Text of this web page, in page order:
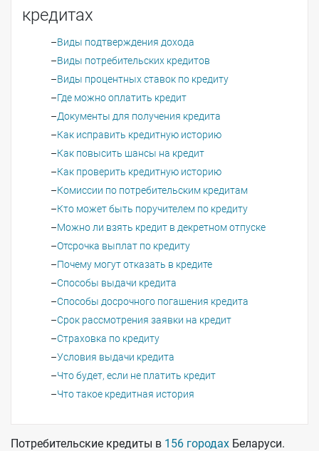
кредитах
Виды подтверждения дохода
Виды потребительских кредитов
Виды процентных ставок по кредиту
Где можно оплатить кредит
Документы для получения кредита
Как исправить кредитную историю
Как повысить шансы на кредит
Как проверить кредитную историю
Комиссии по потребительским кредитам
Кто может быть поручителем по кредиту
Можно ли взять кредит в декретном отпуске
Отсрочка выплат по кредиту
Почему могут отказать в кредите
Способы выдачи кредита
Способы досрочного погашения кредита
Срок рассмотрения заявки на кредит
Страховка по кредиту
Условия выдачи кредита
Что будет, если не платить кредит
Что такое кредитная история
Потребительские кредиты в 156 городах Беларуси.